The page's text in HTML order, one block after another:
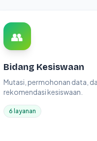
👥
Bidang Kesiswaan
Mutasi, permohonan data,
rekomendasi kesiswaan.
6 layanan